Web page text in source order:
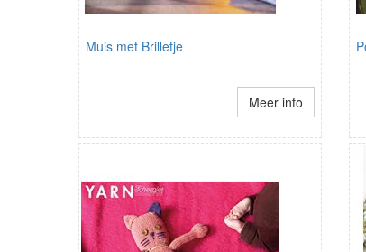
Muis met Brilletje
Meer info